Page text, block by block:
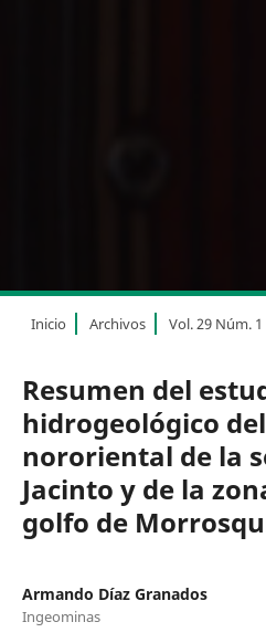
Inicio Archivos Vol. 29 Núm.
Resumen del
hidrogeológico
nororiental de la
Jacinto y de la
golfo de
Armando Díaz Granados
Ingeominas